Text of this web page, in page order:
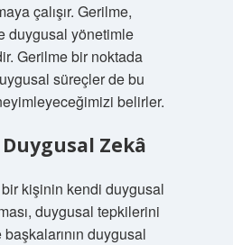
çalışır. Gerilme,
duygusal yönetimle
Gerilme bir noktada
süreçler de bu
belirler.
Zekâ
kişinin kendi duygusal
duygusal tepkilerini
duygusal